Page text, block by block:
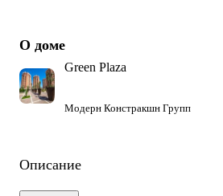
О доме
Green Plaza
Модерн Констракшн Групп
Описание